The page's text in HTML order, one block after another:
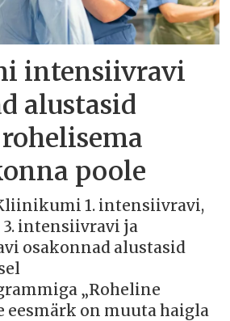
intensiivravi
alustasid
poole
1. intensiivravi,
intensiivravi ja
osakonnad alustasid
„Roheline
eesmärk on muuta haigla